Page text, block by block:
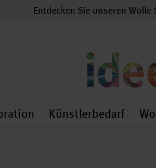
Entdecken Sie unseren Wolle
general.openMenu
Dekoration
Künstlerbedarf